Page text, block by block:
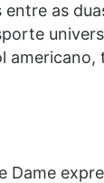
as
americano,
Dame